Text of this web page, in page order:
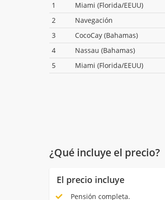
1
Miami (Florida/EEUU)
2
Navegación
3
CocoCay (Bahamas)
4
Nassau (Bahamas)
5
Miami (Florida/EEUU)
¿Qué incluye el precio?
El precio incluye
Pensión completa.